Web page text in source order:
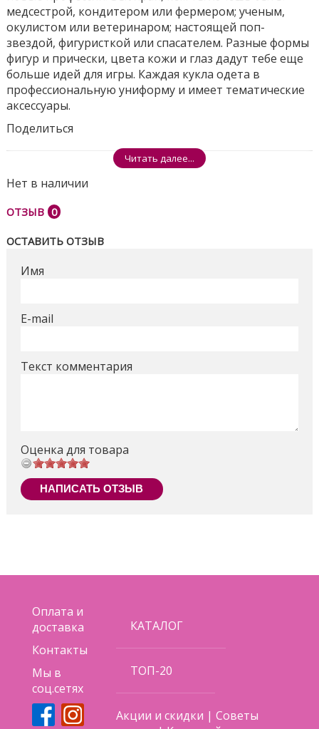
медсестрой, кондитером или фермером; ученым,
окулистом или ветеринаром; настоящей поп-
звездой, фигуристкой или спасателем. Разные формы
фигур и прически, цвета кожи и глаз дадут тебе еще
больше идей для игры. Каждая кукла одета в
профессиональную униформу и имеет тематические
аксессуары.
Поделиться
Читать далее...
Нет в наличии
ОТЗЫВ 0
ОСТАВИТЬ ОТЗЫВ
Имя
E-mail
Текст комментария
Оценка для товара
НАПИСАТЬ ОТЗЫВ
Оплата и
доставка
Контакты
Мы в
соц.сетях
КАТАЛОГ
ТОП-20
Акции и скидки |Советы